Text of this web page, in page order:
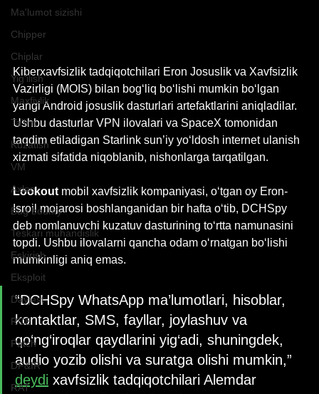
Ma'lumot sizishi
Chipper
Chiplar
Yig'ilish
Maxfiylik
Ta'lim
Kuzatish
VM
Axloq
Bug bounty
Teskari muhandislik
Eskirish
Eksploit
Dayjest
RCE
Patch
DF&IR
RAT
Kiberxavfsizlik tadqiqotchilari Eron Josuslik va Xavfsizlik
Vazirligi (MOIS) bilan bog‘liq bo‘lishi mumkin bo‘lgan
yangi Android josuslik dasturlari artefaktlarini aniqladilar.
Ushbu dasturlar VPN ilovalari va SpaceX tomonidan
taqdim etiladigan Starlink sun’iy yo‘ldosh internet ulanish
xizmati sifatida niqoblanib, nishonlarga tarqatilgan.
Lookout mobil xavfsizlik kompaniyasi, o‘tgan oy Eron-
Isroil mojarosi boshlanganidan bir hafta o‘tib, DCHSpy
deb nomlanuvchi kuzatuv dasturining to‘rtta namunasini
topdi. Ushbu ilovalarni qancha odam o‘rnatgan bo‘lishi
mumkinligi aniq emas.
“DCHSpy WhatsApp ma’lumotlari, hisoblar,
kontaktlar, SMS, fayllar, joylashuv va
qo‘ng‘iroqlar qaydlarini yig‘adi, shuningdek,
audio yozib olishi va suratga olishi mumkin,”
deydi xavfsizlik tadqiqotchilari Alemdar